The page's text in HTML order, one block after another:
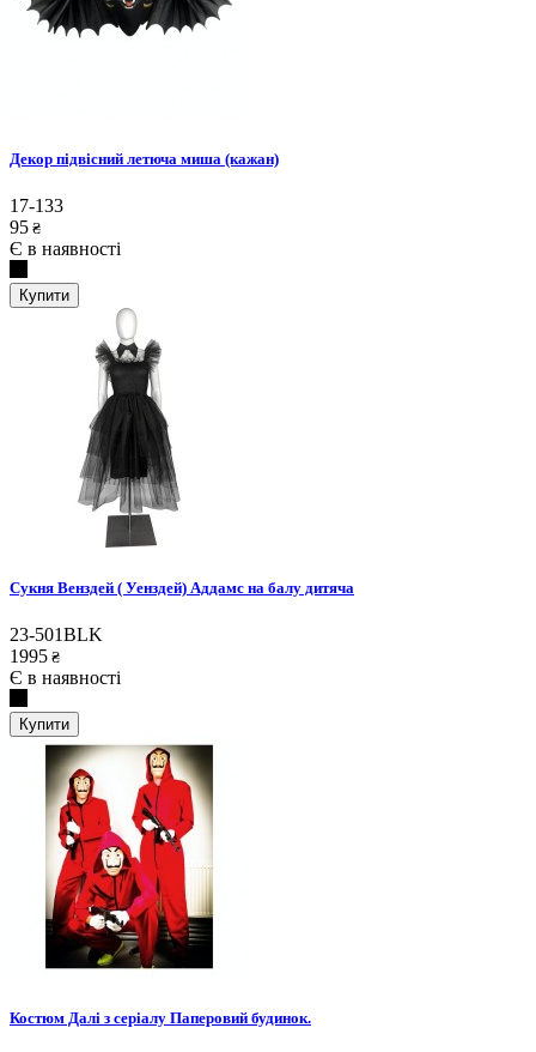
Декор підвісний летюча миша (кажан)
17-133
95 ₴
Є в наявності
Купити
Сукня Венздей ( Уенздей) Аддамс на балу дитяча
23-501BLK
1995 ₴
Є в наявності
Купити
Костюм Далі з серіалу Паперовий будинок.